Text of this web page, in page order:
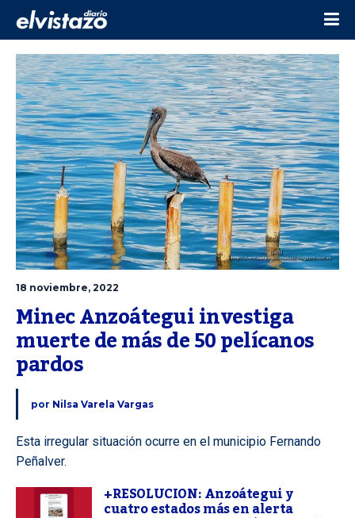
18 noviembre, 2022
Minec Anzoátegui investiga
muerte de más de 50 pelícanos
pardos
por Nilsa Varela Vargas
Esta irregular situación ocurre en el municipio Fernando
Peñalver.
+RESOLUCION: Anzoátegui y
cuatro estados más en alerta